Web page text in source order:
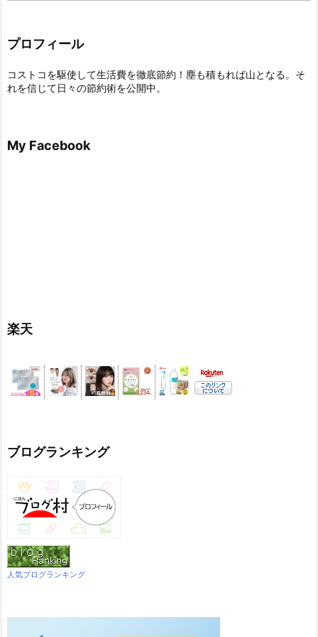
プロフィール
コストコを駆使して生活費を徹底節約！塵も積もれば山となる。そ
れを信じて日々の節約術を公開中。
My Facebook
楽天
ブログランキング
人気ブログランキング